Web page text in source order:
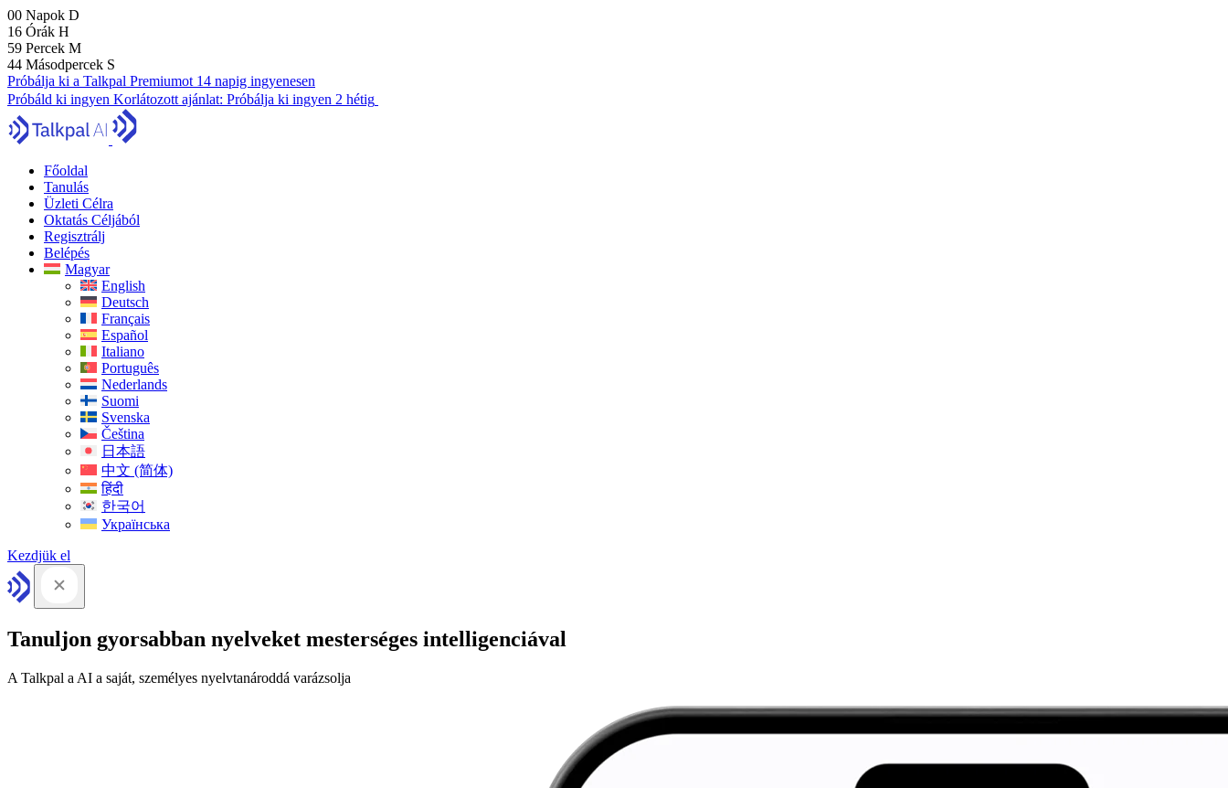
00 Napok D
16 Órák H
59 Percek M
43 Másodpercek S
Próbálja ki a Talkpal Premiumot 14 napig ingyenesen
Próbáld ki ingyen Korlátozott ajánlat: Próbálja ki ingyen 2 hétig
Főoldal
Tanulás
Üzleti Célra
Oktatás Céljából
Regisztrálj
Belépés
Magyar
English
Deutsch
Français
Español
Italiano
Português
Nederlands
Suomi
Svenska
Čeština
日本語
中文 (简体)
हिंदी
한국어
Українська
Kezdjük el
Tanuljon gyorsabban nyelveket mesterséges intelligenciával
A Talkpal a AI a saját, személyes nyelvtanároddá varázsolja